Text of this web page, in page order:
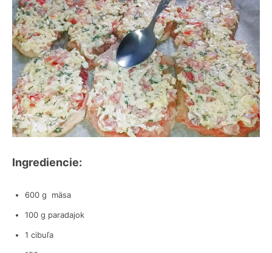
Ingrediencie:
600 g mäsa
100 g paradajok
1 cibuľa